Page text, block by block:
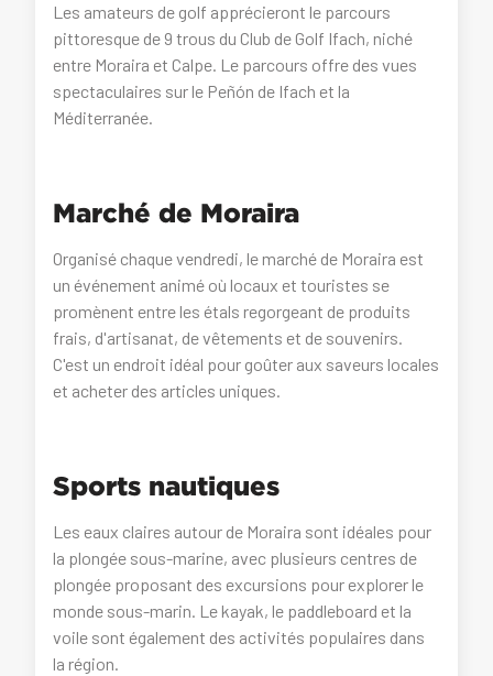
Les amateurs de golf apprécieront le parcours
pittoresque de 9 trous du Club de Golf Ifach, niché
entre Moraira et Calpe. Le parcours offre des vues
spectaculaires sur le Peñón de Ifach et la
Méditerranée.
Marché de Moraira
Organisé chaque vendredi, le marché de Moraira est
un événement animé où locaux et touristes se
promènent entre les étals regorgeant de produits
frais, d'artisanat, de vêtements et de souvenirs.
C'est un endroit idéal pour goûter aux saveurs locales
et acheter des articles uniques.
Sports nautiques
Les eaux claires autour de Moraira sont idéales pour
la plongée sous-marine, avec plusieurs centres de
plongée proposant des excursions pour explorer le
monde sous-marin. Le kayak, le paddleboard et la
voile sont également des activités populaires dans
la région.